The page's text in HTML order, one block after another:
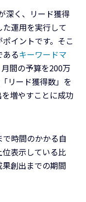
深く、リード獲得
運用を実行して
イントです。そこ
るキーワードマ
間の予算を200万
リード獲得数」を
増やすことに成功
時間のかかる自
表示している比
創出までの期間